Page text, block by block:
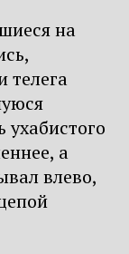
на
телега
а
влево,